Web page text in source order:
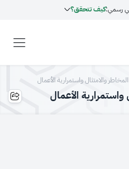
رسمي:كيف تتحقق؟
المخاطر والامتثال واستمرارية الأعمال
واستمرارية الأعمال